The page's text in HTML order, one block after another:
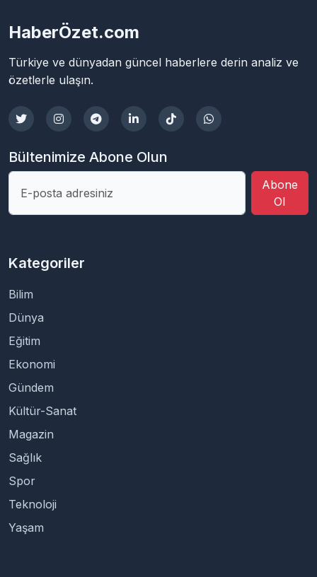
HaberÖzet.com
Türkiye ve dünyadan güncel haberlere derin analiz ve
özetlerle ulaşın.
Bültenimize Abone Olun
Abone
Ol
Kategoriler
Bilim
Dünya
Eğitim
Ekonomi
Gündem
Kültür-Sanat
Magazin
Sağlık
Spor
Teknoloji
Yaşam